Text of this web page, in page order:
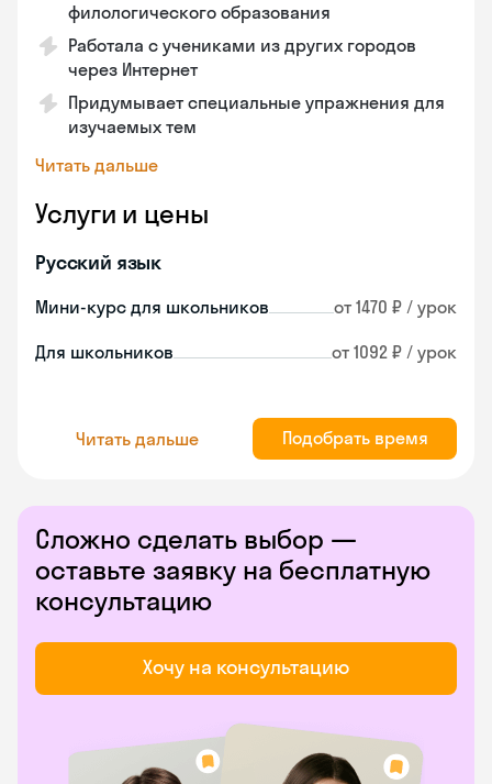
филологического образования
Работала с учениками из других городов
через Интернет
Придумывает специальные упражнения для
изучаемых тем
Читать дальше
Услуги и цены
Русский язык
Мини-курс для школьников от 1470 ₽ / урок
Для школьников от 1092 ₽ / урок
Читать дальше Подобрать время
Сложно сделать выбор —
оставьте заявку на бесплатную
консультацию
Хочу на консультацию